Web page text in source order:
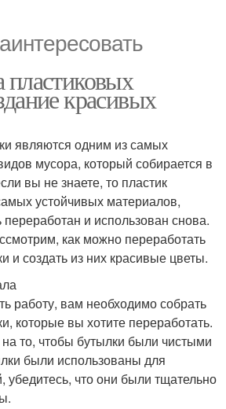
пластиковых
красивых
являются одним из самых
мусора, который собирается в
вы не знаете, то пластик
устойчивых материалов,
и использован снова.
как можно переработать
и создать из них красивые цветы.
работу, вам необходимо собрать
которые вы хотите переработать.
то, чтобы бутылки были чистыми
были использованы для
убедитесь, что они были тщательно